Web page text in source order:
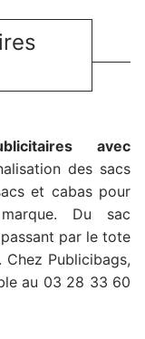
avec
des sacs
et cabas pour
Du sac
par le tote
Publicibags,
au 03 28 33 60